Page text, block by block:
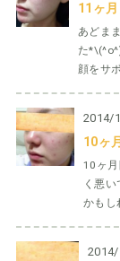
11ヶ
あどま
た
顔をサ
2014/
10ヶ
10ヶ
く悪
かもし